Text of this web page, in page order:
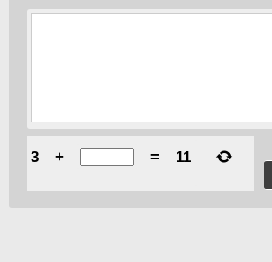
3 + = 11